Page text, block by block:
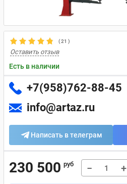
(21 )
Оставить отзыв
Есть в наличии
+7(958)762-88-45
info@artaz.ru
Написать в телеграм
230 500 руб − +